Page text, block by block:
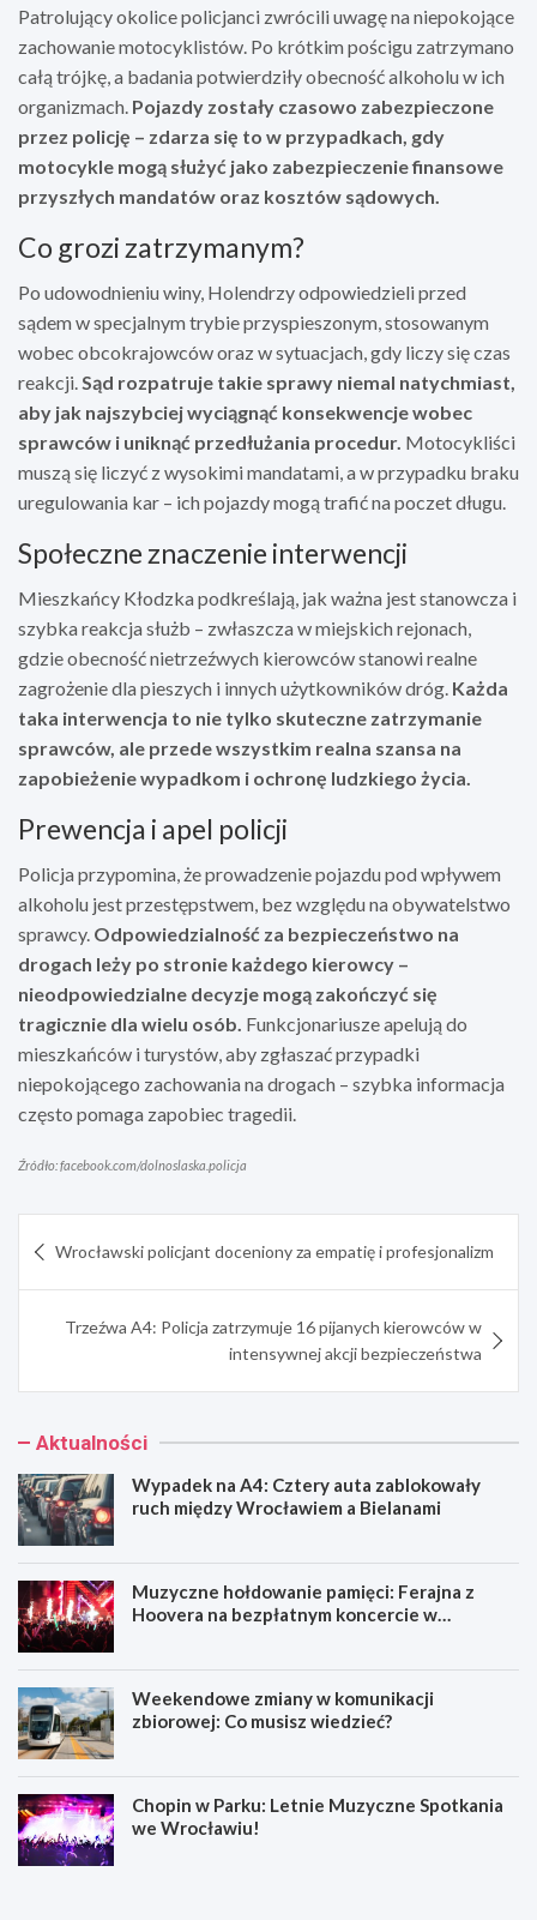
Patrolujący okolice policjanci zwrócili uwagę na niepokojące
zachowanie motocyklistów. Po krótkim pościgu zatrzymano
całą trójkę, a badania potwierdziły obecność alkoholu w ich
organizmach. Pojazdy zostały czasowo zabezpieczone
przez policję – zdarza się to w przypadkach, gdy
motocykle mogą służyć jako zabezpieczenie finansowe
przyszłych mandatów oraz kosztów sądowych.
Co grozi zatrzymanym?
Po udowodnieniu winy, Holendrzy odpowiedzieli przed
sądem w specjalnym trybie przyspieszonym, stosowanym
wobec obcokrajowców oraz w sytuacjach, gdy liczy się czas
reakcji.Sąd rozpatruje takie sprawy niemal natychmiast,
aby jak najszybciej wyciągnąć konsekwencje wobec
sprawców i uniknąć przedłużania procedur. Motocykliści
muszą się liczyć z wysokimi mandatami, a w przypadku braku
uregulowania kar – ich pojazdy mogą trafić na poczet długu.
Społeczne znaczenie interwencji
Mieszkańcy Kłodzka podkreślają, jak ważna jest stanowcza i
szybka reakcja służb – zwłaszcza w miejskich rejonach,
gdzie obecność nietrzeźwych kierowców stanowi realne
zagrożenie dla pieszych i innych użytkowników dróg. Każda
taka interwencja to nie tylko skuteczne zatrzymanie
sprawców, ale przede wszystkim realna szansa na
zapobieżenie wypadkom i ochronę ludzkiego życia.
Prewencja i apel policji
Policja przypomina, że prowadzenie pojazdu pod wpływem
alkoholu jest przestępstwem, bez względu na obywatelstwo
sprawcy. Odpowiedzialność za bezpieczeństwo na
drogach leży po stronie każdego kierowcy –
nieodpowiedzialne decyzje mogą zakończyć się
tragicznie dla wielu osób. Funkcjonariusze apelują do
mieszkańców i turystów, aby zgłaszać przypadki
niepokojącego zachowania na drogach – szybka informacja
często pomaga zapobiec tragedii.
Źródło: facebook.com/dolnoslaska.policja
wpisu
Wrocławski policjant doceniony za empatię i profesjonalizm
Trzeźwa A4: Policja zatrzymuje 16 pijanych kierowców w
intensywnej akcji bezpieczeństwa
Aktualności
Wypadek na A4: Cztery auta zablokowały
ruch między Wrocławiem a Bielanami
Muzyczne hołdowanie pamięci: Ferajna z
Hoovera na bezpłatnym koncercie w
Weekendowe zmiany w komunikacji
zbiorowej: Co musisz wiedzieć?
Chopin w Parku: Letnie Muzyczne Spotkania
we Wrocławiu!
W
M